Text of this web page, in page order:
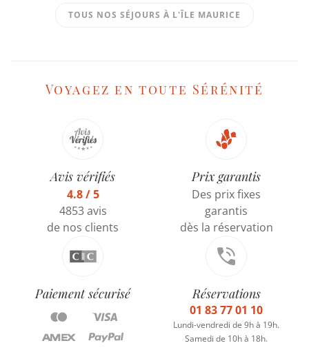
TOUS NOS SÉJOURS À L'ÎLE MAURICE
Voyagez en toute Sérénité
Avis vérifiés
4.8 / 5
4853 avis
de nos clients
Prix garantis
Des prix fixes
garantis
dès la réservation
Paiement sécurisé Réservations
01 83 77 01 10
Lundi-vendredi de 9h à 19h.
Samedi de 10h à 18h.